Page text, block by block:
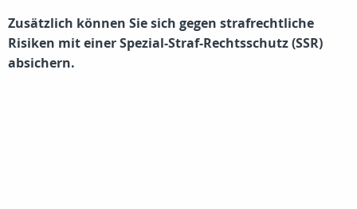
Zusätzlich können Sie sich gegen strafrechtliche
Risiken mit einer Spezial-Straf-Rechtsschutz (SSR)
absichern.